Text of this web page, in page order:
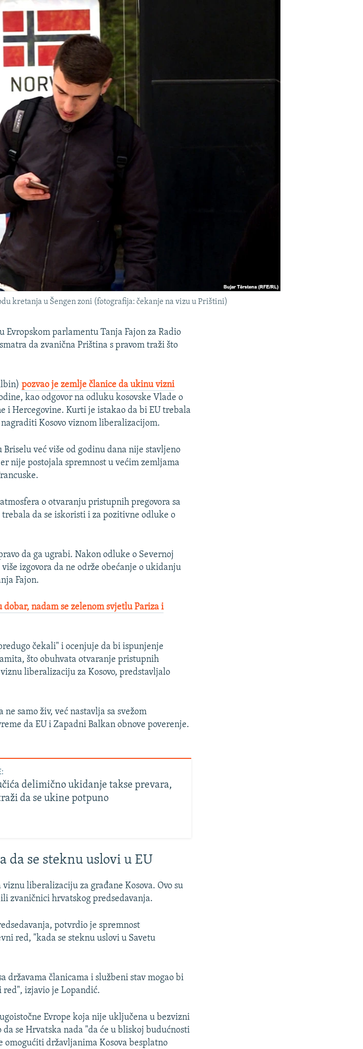
kretanja u Šengen zoni (fotografija: čekanje na vizu u Prištini)
Evropskom parlamentu Tanja Fajon za Radio
da zvanična Priština s pravom traži što
pozvao je zemlje članice da ukinu vizni
kao odgovor na odluku kosovske Vlade o
i Hercegovine. Kurti je istakao da bi EU trebala
Kosovo viznom liberalizacijom.
već više od godinu dana nije stavljeno
nije postojala spremnost u većim zemljama
o otvaranju pristupnih pregovora sa
da se iskoristi i za pozitivne odluke o
da ga ugrabi. Nakon odluke o Severnoj
izgovora da ne održe obećanje o ukidanju
Fajon.
nadam se zelenom svjetlu Pariza i
čekali" i ocenjuje da bi ispunjenje
što obuhvata otvaranje pristupnih
liberalizaciju za Kosovo, predstavljalo
samo živ, već nastavlja sa svežom
da EU i Zapadni Balkan obnove poverenje.
delimično ukidanje takse prevara,
da se ukine potpuno
da se steknu uslovi u EU
liberalizaciju za građane Kosova. Ovo su
zvaničnici hrvatskog predsedavanja.
potvrdio je spremnost
red, "kada se steknu uslovi u Savetu
državama članicama i službeni stav mogao bi
izjavio je Lopandić.
Evrope koja nije uključena u bezvizni
se Hrvatska nada "da će u bliskoj budućnosti
državljanima Kosova besplatno